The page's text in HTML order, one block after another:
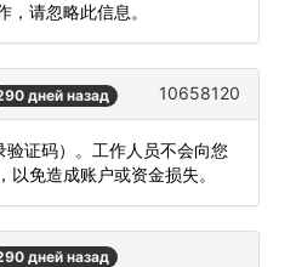
请忽略此信息。
дней назад 10658120
验证码）。工作人员不会向您
免造成账户或资金损失。
дней назад